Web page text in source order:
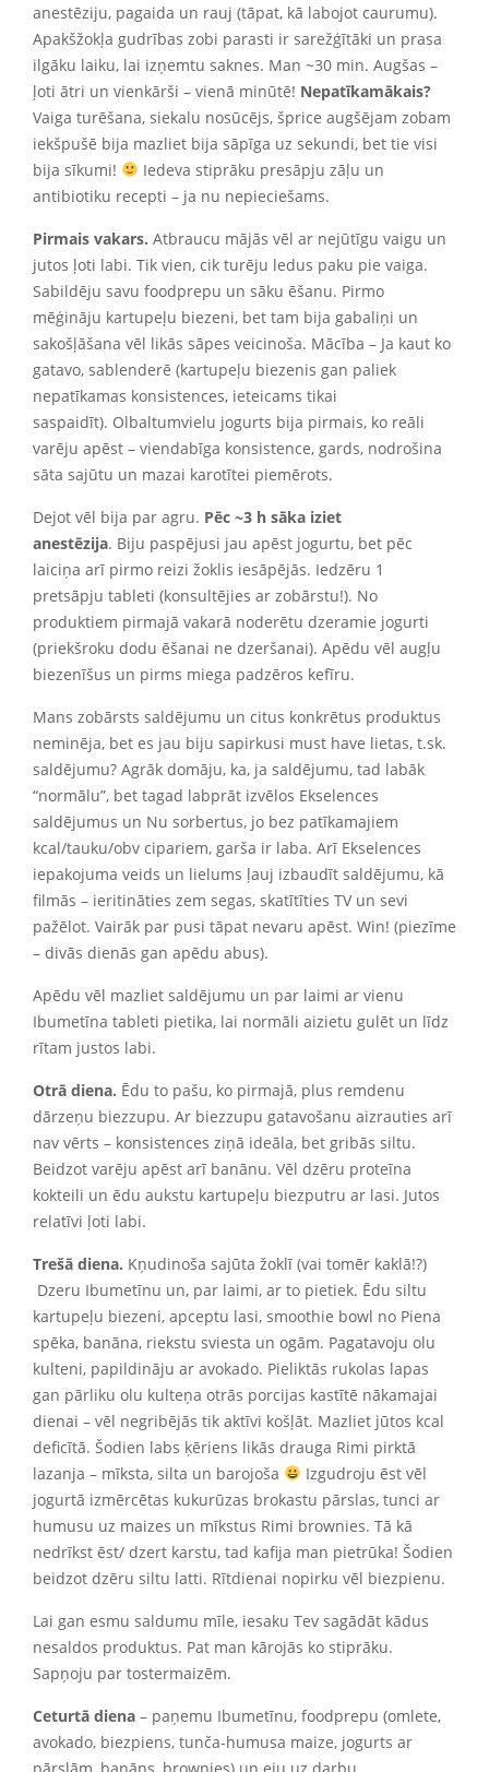
anestēziju, pagaida un rauj (tāpat, kā labojot caurumu).
Apakšžokļa gudrības zobi parasti ir sarežģītāki un prasa
ilgāku laiku, lai izņemtu saknes. Man ~30 min. Augšas –
ļoti ātri un vienkārši – vienā minūtē! Nepatīkamākais?
Vaiga turēšana, siekalu nosūcējs, šprice augšējam zobam
iekšpušē bija mazliet bija sāpīga uz sekundi, bet tie visi
bija sīkumi!
Iedeva stiprāku presāpju zāļu un
antibiotiku recepti – ja nu nepieciešams.
Pirmais vakars. Atbraucu mājās vēl ar nejūtīgu vaigu un
jutos ļoti labi. Tik vien, cik turēju ledus paku pie vaiga.
Sabildēju savu foodprepu un sāku ēšanu. Pirmo
mēģināju kartupeļu biezeni, bet tam bija gabaliņi un
sakošļāšana vēl likās sāpes veicinoša. Mācība – Ja kaut ko
gatavo, sablenderē (kartupeļu biezenis gan paliek
nepatīkamas konsistences, ieteicams tikai
saspaidīt). Olbaltumvielu jogurts bija pirmais, ko reāli
varēju apēst – viendabīga konsistence, gards, nodrošina
sāta sajūtu un mazai karotītei piemērots.
Dejot vēl bija par agru. Pēc ~3 h sāka iziet
anestēzija. Biju paspējusi jau apēst jogurtu, bet pēc
laiciņa arī pirmo reizi žoklis iesāpējās. Iedzēru 1
pretsāpju tableti (konsultējies ar zobārstu!). No
produktiem pirmajā vakarā noderētu dzeramie jogurti
(priekšroku dodu ēšanai ne dzeršanai). Apēdu vēl augļu
biezenīšus un pirms miega padzēros kefīru.
Mans zobārsts saldējumu un citus konkrētus produktus
neminēja, bet es jau biju sapirkusi must have lietas, t.sk.
saldējumu? Agrāk domāju, ka, ja saldējumu, tad labāk
“normālu”, bet tagad labprāt izvēlos Ekselences
saldējumus un Nu sorbertus, jo bez patīkamajiem
kcal/tauku/obv cipariem, garša ir laba. Arī Ekselences
iepakojuma veids un lielums ļauj izbaudīt saldējumu, kā
filmās – ieritināties zem segas, skatītīties TV un sevi
pažēlot. Vairāk par pusi tāpat nevaru apēst. Win! (piezīme
– divās dienās gan apēdu abus).
Apēdu vēl mazliet saldējumu un par laimi ar vienu
Ibumetīna tableti pietika, lai normāli aizietu gulēt un līdz
rītam justos labi.
Otrā diena. Ēdu to pašu, ko pirmajā, plus remdenu
dārzeņu biezzupu. Ar biezzupu gatavošanu aizrauties arī
nav vērts – konsistences ziņā ideāla, bet gribās siltu.
Beidzot varēju apēst arī banānu. Vēl dzēru proteīna
kokteili un ēdu aukstu kartupeļu biezputru ar lasi. Jutos
relatīvi ļoti labi.
Trešā diena. Kņudinoša sajūta žoklī (vai tomēr kaklā!?)
Dzeru Ibumetīnu un, par laimi, ar to pietiek. Ēdu siltu
kartupeļu biezeni, apceptu lasi, smoothie bowl no Piena
spēka, banāna, riekstu sviesta un ogām. Pagatavoju olu
kulteni, papildināju ar avokado. Pieliktās rukolas lapas
gan pārliku olu kulteņa otrās porcijas kastītē nākamajai
dienai – vēl negribējās tik aktīvi košļāt. Mazliet jūtos kcal
deficītā. Šodien labs ķēriens likās drauga Rimi pirktā
lazanja – mīksta, silta un barojoša
Izgudroju ēst vēl
jogurtā izmērcētas kukurūzas brokastu pārslas, tunci ar
humusu uz maizes un mīkstus Rimi brownies. Tā kā
nedrīkst ēst/ dzert karstu, tad kafija man pietrūka! Šodien
beidzot dzēru siltu latti. Rītdienai nopirku vēl biezpienu.
Lai gan esmu saldumu mīle, iesaku Tev sagādāt kādus
nesaldos produktus. Pat man kārojās ko stiprāku.
Sapņoju par tostermaizēm.
Ceturtā diena – paņemu Ibumetīnu, foodprepu (omlete,
avokado, biezpiens, tunča-humusa maize, jogurts ar